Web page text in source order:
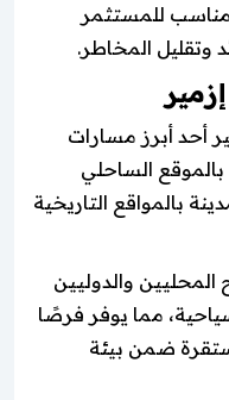
للمستثمر
وتقليل المخاطر.
أحد أبرز مسارات
الساحلي
بالمواقع التاريخية
والدوليين
مما يوفر فرصًا
ضمن بيئة